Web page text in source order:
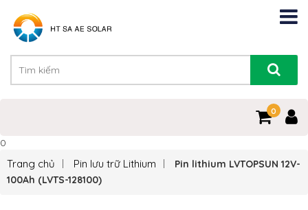
0
0
Trang chủ Pin lưu trữ Lithium
Pin lithium LVTOPSUN 12V-
100Ah (LVTS-128100)